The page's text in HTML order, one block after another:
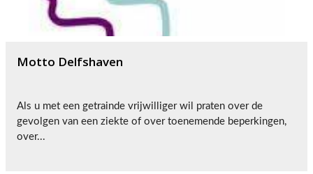
Motto Delfshaven
Als u met een getrainde vrijwilliger wil praten over de
gevolgen van een ziekte of over toenemende beperkingen,
over...